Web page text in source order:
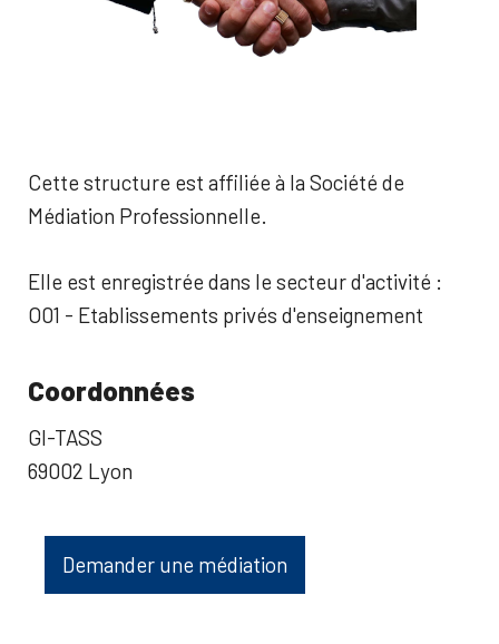
Cette structure est affiliée à la Société de
Médiation Professionnelle.
Elle est enregistrée dans le secteur d'activité :
O01 - Etablissements privés d'enseignement
Coordonnées
GI-TASS
69002 Lyon
Demander une médiation